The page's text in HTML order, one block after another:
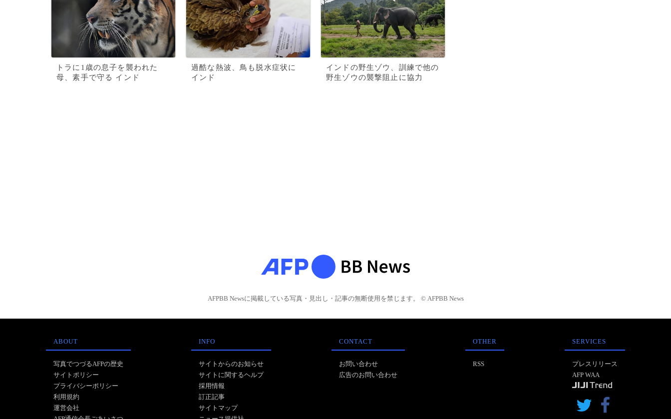
トラに1歳の息子を襲われた
母、素手で守る インド
過酷な熱波、鳥も脱水症状に
インド
インドの野生ゾウ、訓練で他の
野生ゾウの襲撃阻止に協力
AFPBB Newsに掲載している写真・見出し・記事の無断使用を禁じます。 © AFPBB News
ABOUT
写真でつづるAFPの歴史
サイトポリシー
プライバシーポリシー
利用規約
運営会社
INFO
サイトからのお知らせ
サイトに関するヘルプ
採用情報
訂正記事
サイトマップ
CONTACT
お問い合わせ
広告のお問い合わせ
OTHER
RSS
SERVICES
プレスリリース
AFP WAA